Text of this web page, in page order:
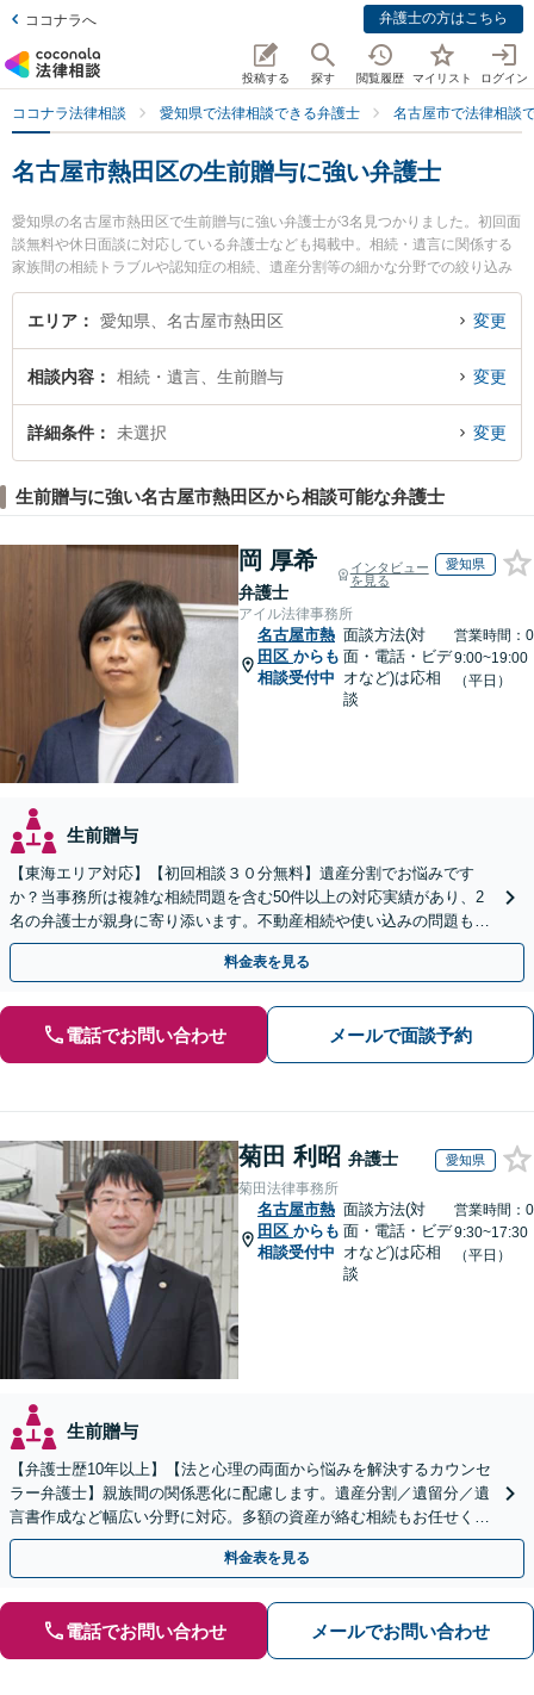
ココナラへ 弁護士の方はこちら
投稿する 探す 閲覧履歴 マイリスト ログイン
ココナラ法律相談 愛知県で法律相談できる弁護士 名古屋市で法律相談
名古屋市熱田区の生前贈与に強い弁護士
愛知県の名古屋市熱田区で生前贈与に強い弁護士が3名見つかりました。初回面
談無料や休日面談に対応している弁護士なども掲載中。相続・遺言に関係する
家族間の相続トラブルや認知症の相続、遺産分割等の細かな分野での絞り込み
検索もでき便利です。特に弁護士法人名古屋総合法律事務所 金山駅前事務所の
楠野 翔也弁護士や弁護士法人名古屋総合法律事務所 金山駅前事務所の田村 淳
区で土日や夜間に発生した生前贈与のトラブルを今すぐに弁護士に相談した
い』『生前贈与のトラブル解決の実績豊富な近くの弁護士を検索したい』『初
回相談無料で生前贈与を法律相談できる名古屋市熱田区内の弁護士に相談予約
エリア 愛知県、名古屋市熱田区 変更
相談内容 相続・遺言、生前贈与 変更
詳細条件 未選択 変更
生前贈与に強い名古屋市熱田区から相談可能な弁護士
岡 厚希
弁護士
インタビュー
を見る
愛知県
アイル法律事務所
名古屋市熱
田区 からも
相談受付中
面談方法(対
面・電話・ビデ
オなど)は応相
談
営業時間：0
9:00~19:00
（平日）
生前贈与
【東海エリア対応】【初回相談３０分無料】遺産分割でお悩みです
か？当事務所は複雑な相続問題を含む50件以上の対応実績があり、2
名の弁護士が親身に寄り添います。不動産相続や使い込みの問題も分
かりやすく解説。WEB相談可能。LINE予約受付中
料金表を見る
電話でお問い合わせ メールで面談予約
菊田 利昭 弁護士 愛知県
菊田法律事務所
名古屋市熱
田区 からも
相談受付中
面談方法(対
面・電話・ビデ
オなど)は応相
談
営業時間：0
9:30~17:30
（平日）
生前贈与
【弁護士歴10年以上】【法と心理の両面から悩みを解決するカウンセ
ラー弁護士】親族間の関係悪化に配慮します。遺産分割／遺留分／遺
言書作成など幅広い分野に対応。多額の資産が絡む相続もお任せくだ
さい。【夜間・休日の相談可能】【駐車場完備】
料金表を見る
電話でお問い合わせ メールでお問い合わせ